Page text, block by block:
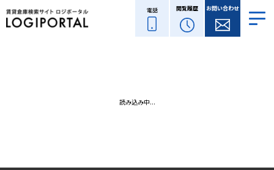
電話 閲覧履歴 お問い合わせ
読み込み中...